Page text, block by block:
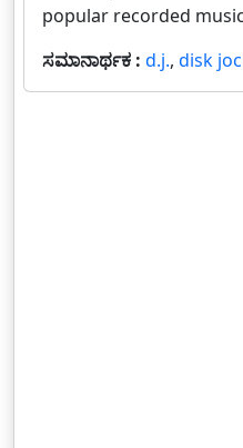
popular recorded
ಸಮಾನಾರ್ಥಕ : d.j., disk